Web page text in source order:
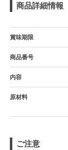
商品詳細情報
賞味期限
商品番号
内容
原材料
ご注意